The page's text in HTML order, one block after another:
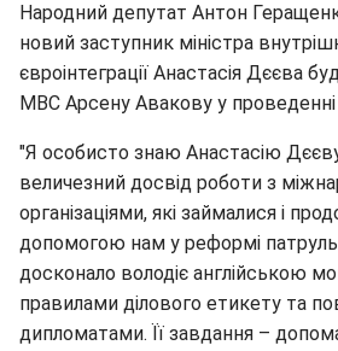
Народний депутат Антон
новий заступник міністра
євроінтеграції Анастасія Дєєва
МВС Арсену Авакову у
"Я особисто знаю Анастасію
величезний досвід роботи з
організаціями, які займалися і
допомогою нам у реформі
досконало володіє англійською
правилами ділового етикету та
дипломатами. Її завдання –